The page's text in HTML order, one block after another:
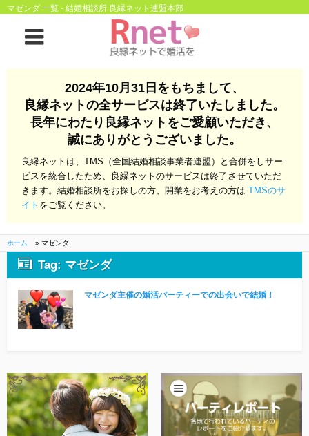
良縁ネットとは
お金のこと
会社概要
よくある質問
開業支援
他社との違い
会社概要
マゼンダ 一覧 - 結婚相談所 良縁ネット連盟本部
2024年10月31日をもちまして、
良縁ネットの全サービスは終了いたしました。
長年にわたり良縁ネットをご愛顧いただき、
誠にありがとうございました。
良縁ネットは、TMS（全国結婚相談事業者連盟）と合併をしサー
ビスを統合したため、良縁ネットのサービスは終了させていただ
きます。結婚相談所をお探しの方、開業をお考えの方はTMSのサ
イト をご覧ください。
ホーム » マゼンダ
Tag: マゼンダ
マゼンダ主催の婚活パーティーでの出会いで結婚！